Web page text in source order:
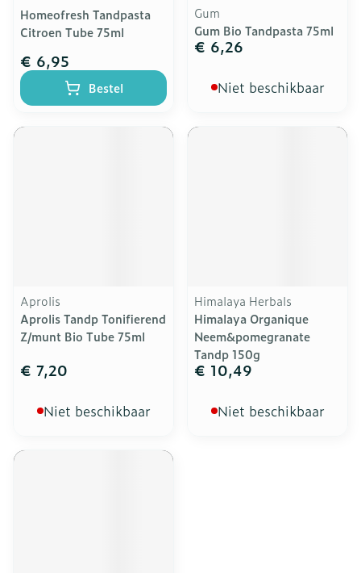
Homeofresh Tandpasta
Citroen Tube 75ml
€ 6,95
Bestel
Gum
Gum Bio Tandpasta 75ml
€ 6,26
Niet beschikbaar
Aprolis
Aprolis Tandp Tonifierend
Z/munt Bio Tube 75ml
€ 7,20
Niet beschikbaar
Himalaya Herbals
Himalaya Organique
Neem&pomegranate
Tandp 150g
€ 10,49
Niet beschikbaar